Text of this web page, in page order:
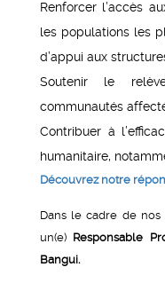
Renforcer l’accès
les populations les
d’appui aux
Soutenir le
communautés
Contribuer à
humanitaire,
Découvrez notre
Dans le cadre de nos
un(e) Responsable
Bangui.